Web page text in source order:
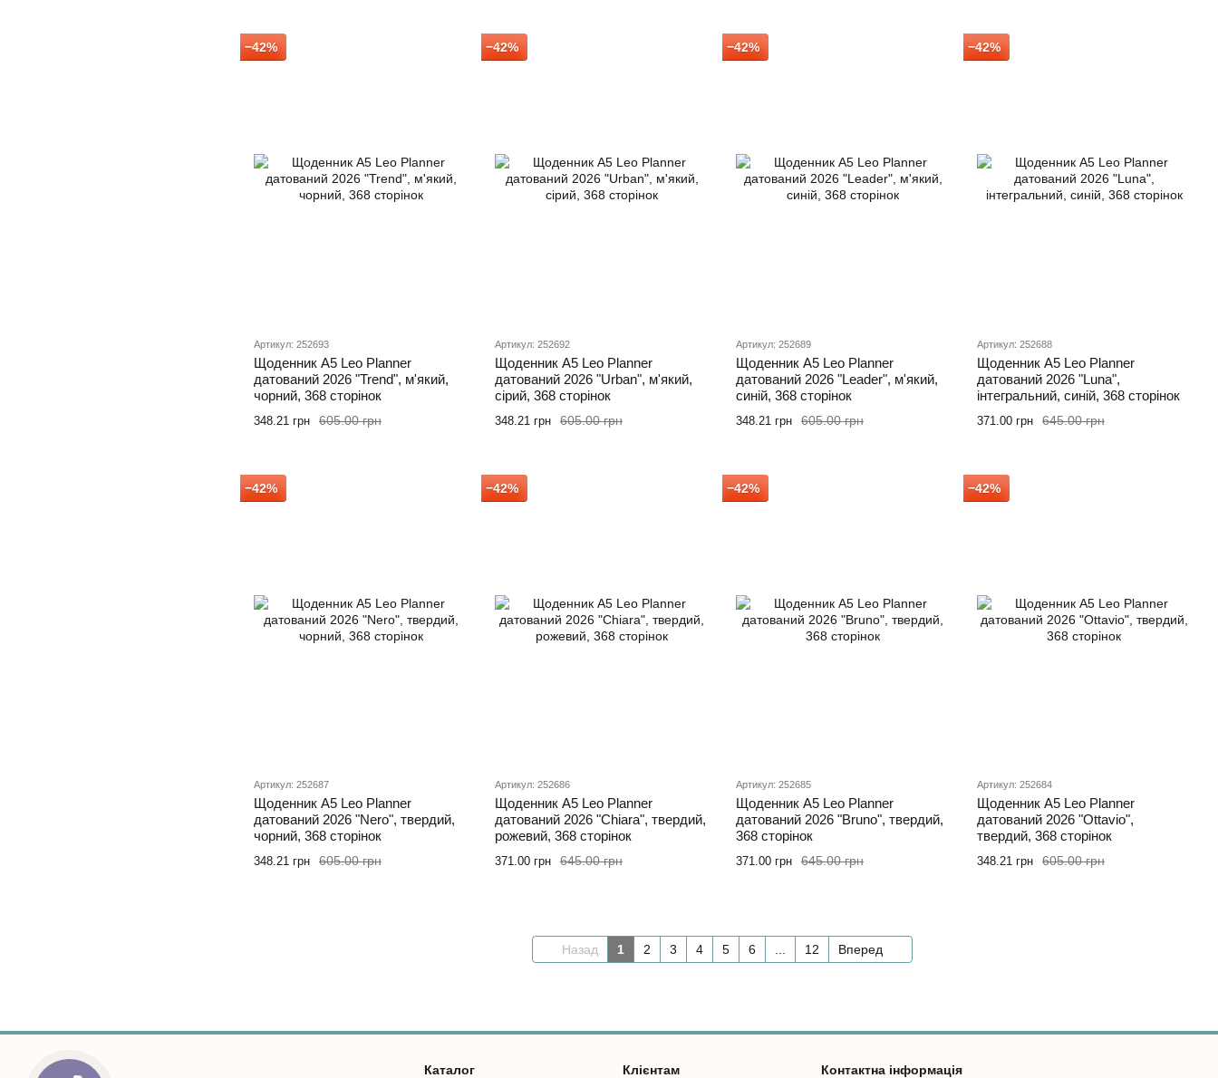
−42%
Артикул: 252693
Щоденник А5 Leo Planner
датований 2026 "Trend", м'який,
чорний, 368 сторінок
605.00 грн
348.21 грн
−42%
Артикул: 252692
Щоденник А5 Leo Planner
датований 2026 "Urban", м'який,
сірий, 368 сторінок
605.00 грн
348.21 грн
−42%
Артикул: 252689
Щоденник А5 Leo Planner
датований 2026 "Leader", м'який,
синій, 368 сторінок
605.00 грн
348.21 грн
−42%
Артикул: 252688
Щоденник А5 Leo Planner
датований 2026 "Luna",
інтегральний, синій, 368 сторінок
645.00 грн
371.00 грн
−42%
Артикул: 252687
Щоденник А5 Leo Planner
датований 2026 "Nero", твердий,
чорний, 368 сторінок
605.00 грн
348.21 грн
−42%
Артикул: 252686
Щоденник А5 Leo Planner
датований 2026 "Chiara", твердий,
рожевий, 368 сторінок
645.00 грн
371.00 грн
−42%
Артикул: 252685
Щоденник А5 Leo Planner
датований 2026 "Bruno", твердий,
368 сторінок
645.00 грн
371.00 грн
−42%
Артикул: 252684
Щоденник А5 Leo Planner
датований 2026 "Ottavio",
твердий, 368 сторінок
605.00 грн
348.21 грн
Назад 1 2 3 4 5 6 ... 12 Вперед
Каталог Клієнтам Контактна інформація